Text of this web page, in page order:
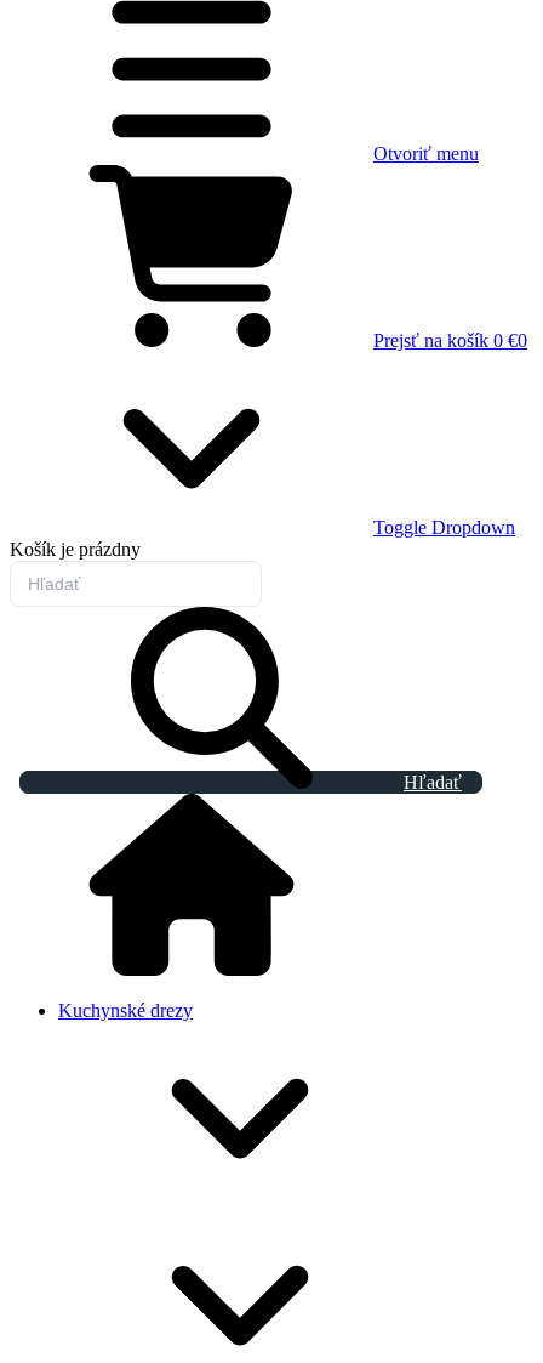
Otvoriť menu
Prejsť na košík 0 €0
Toggle Dropdown
Košík je prázdny
Hľadať
Kuchynské drezy